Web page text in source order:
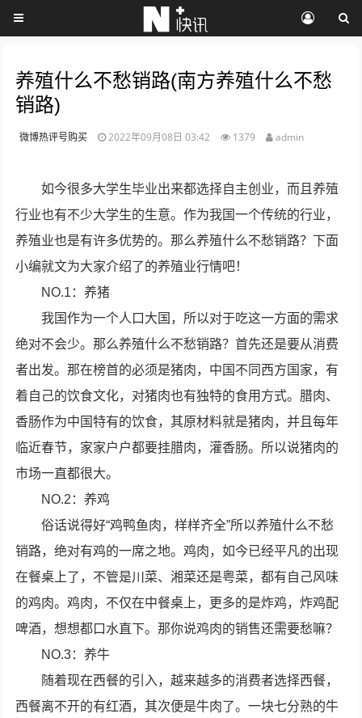
养殖什么不愁销路(南方养殖什么不愁
销路)
微博热评号购买 2022年09月08日 03:42 1379 admin
如今很多大学生毕业出来都选择自主创业，而且养殖
行业也有不少大学生的生意。作为我国一个传统的行业，
养殖业也是有许多优势的。那么养殖什么不愁销路？下面
小编就文为大家介绍了的养殖业行情吧！
NO.1：养猪
我国作为一个人口大国，所以对于吃这一方面的需求
绝对不会少。那么养殖什么不愁销路？首先还是要从消费
者出发。那在榜首的必须是猪肉，中国不同西方国家，有
着自己的饮食文化，对猪肉也有独特的食用方式。腊肉、
香肠作为中国特有的饮食，其原材料就是猪肉，并且每年
临近春节，家家户户都要挂腊肉，灌香肠。所以说猪肉的
市场一直都很大。
NO.2：养鸡
俗话说得好“鸡鸭鱼肉，样样齐全”所以养殖什么不愁
销路，绝对有鸡的一席之地。鸡肉，如今已经平凡的出现
在餐桌上了，不管是川菜、湘菜还是粤菜，都有自己风味
的鸡肉。鸡肉，不仅在中餐桌上，更多的是炸鸡，炸鸡配
啤酒，想想都口水直下。那你说鸡肉的销售还需要愁嘛？
NO.3：养牛
随着现在西餐的引入，越来越多的消费者选择西餐，
西餐离不开的有红酒，其次便是牛肉了。一块七分熟的牛